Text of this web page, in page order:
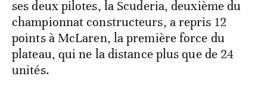
ses deux pilotes, la Scuderia, deuxième du
championnat constructeurs, a repris 12
points à McLaren, la première force du
plateau, qui ne la distance plus que de 24
unités.